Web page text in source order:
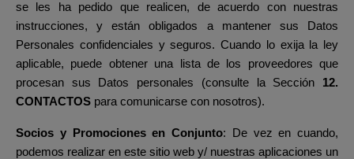
se les ha pedido que realicen, de acuerdo con nuestras
instrucciones, y están obligados a mantener sus Datos
Personales confidenciales y seguros. Cuando lo exija la ley
aplicable, puede obtener una lista de los proveedores que
procesan sus Datos personales (consulte la Sección 12.
CONTACTOS para comunicarse con nosotros).
Socios y Promociones en Conjunto: De vez en cuando,
podemos realizar en este sitio web y/ nuestras aplicaciones un